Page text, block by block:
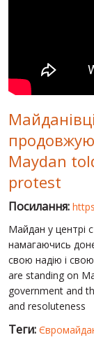
ПУБЛІЧНІ ЛЮДИ
РОСІЙСЬКО-
"WINTER ON FIRE"
ХРОНОЛОГІЯ
ПОСЛУГИ
Maydan
protest
Посилання:
Майдан у центрі
намагаючись
свою надію і
are standing on
government and
and resoluteness
Теги: